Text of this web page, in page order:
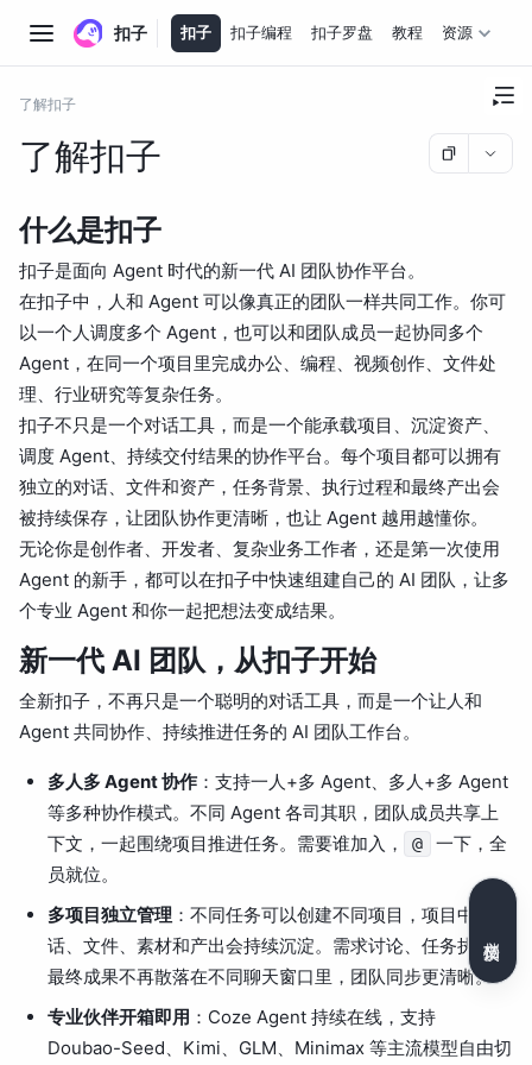
扣子 扣子 扣子编程 扣子罗盘 教程 资源
了解扣子
了解扣子
什么是扣子
扣子是面向 Agent 时代的新一代 AI 团队协作平台。
在扣子中，人和 Agent 可以像真正的团队一样共同工作。你可
以一个人调度多个 Agent，也可以和团队成员一起协同多个
Agent，在同一个项目里完成办公、编程、视频创作、文件处
理、行业研究等复杂任务。
扣子不只是一个对话工具，而是一个能承载项目、沉淀资产、
调度 Agent、持续交付结果的协作平台。每个项目都可以拥有
独立的对话、文件和资产，任务背景、执行过程和最终产出会
被持续保存，让团队协作更清晰，也让 Agent 越用越懂你。
无论你是创作者、开发者、复杂业务工作者，还是第一次使用
Agent 的新手，都可以在扣子中快速组建自己的 AI 团队，让多
个专业 Agent 和你一起把想法变成结果。
新一代 AI 团队，从扣子开始
全新扣子，不再只是一个聪明的对话工具，而是一个让人和
Agent 共同协作、持续推进任务的 AI 团队工作台。
多人多 Agent 协作 ：支持一人+多 Agent、多人+多 Agent
等多种协作模式。不同 Agent 各司其职，团队成员共享上
下文，一起围绕项目推进任务。需要谁加入，
@
一下，全
员就位。
多项目独立管理 ：不同任务可以创建不同项目，项目中的对
话、文件、素材和产出会持续沉淀。需求讨论、任务执行和
最终成果不再散落在不同聊天窗口里，团队同步更清晰。
专业伙伴开箱即用 ：Coze Agent 持续在线，支持
Doubao-Seed、Kimi、GLM、Minimax 等主流模型自由切